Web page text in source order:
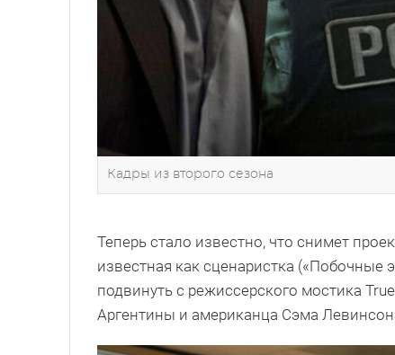
Кадры из второго сезона
Теперь стало известно, что снимет
известная как сценаристка («Побочные
подвинуть с режиссерского мостика
Аргентины и американца Сэма